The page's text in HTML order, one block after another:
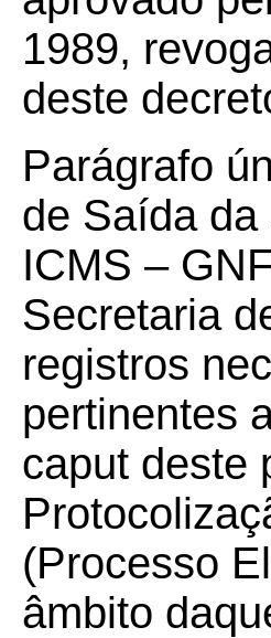
1989,
deste
Parágrafo
de Saída
ICMS –
Secretaria
registros
pertinentes
caput deste
(Processo
âmbito